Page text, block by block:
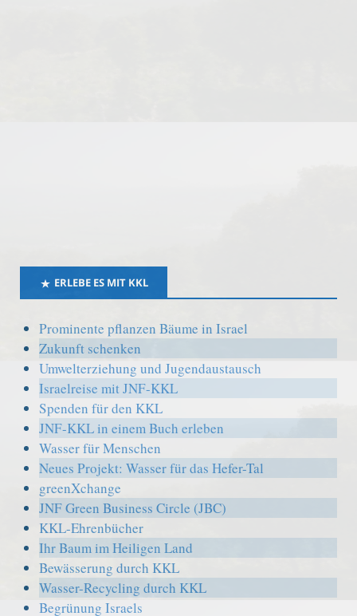
ERLEBE ES MIT KKL
Prominente pflanzen Bäume in Israel
Zukunft schenken
Umwelterziehung und Jugendaustausch
Israelreise mit JNF-KKL
Spenden für den KKL
JNF-KKL in einem Buch erleben
Wasser für Menschen
Neues Projekt: Wasser für das Hefer-Tal
greenXchange
JNF Green Business Circle (JBC)
KKL-Ehrenbücher
Ihr Baum im Heiligen Land
Bewässerung durch KKL
Wasser-Recycling durch KKL
Begrünung Israels